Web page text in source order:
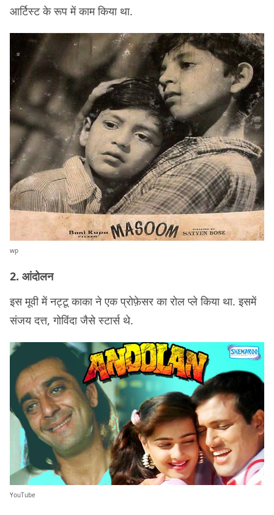
आर्टिस्ट के रूप में काम किया था.
wp
2. आंदोलन
इस मूवी में नट्टू काका ने एक प्रोफ़ेसर का रोल प्ले किया था. इसमें
संजय दत्त, गोविंदा जैसे स्टार्स थे.
YouTube